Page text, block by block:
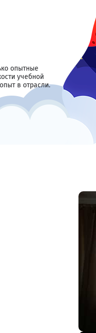
опытные
учебной
в отрасли.